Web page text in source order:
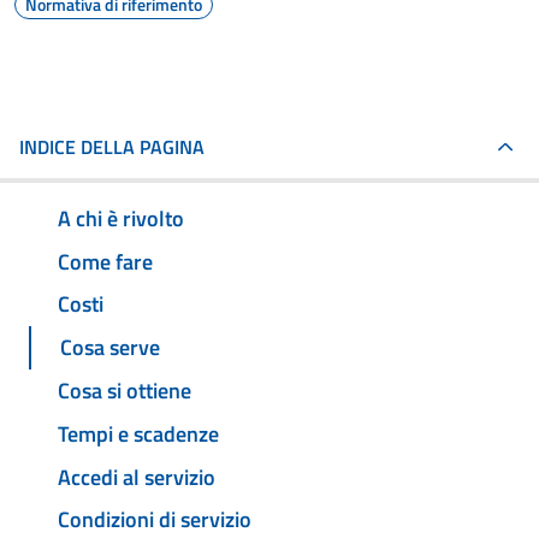
INDICE DELLA PAGINA
A chi è rivolto
Come fare
Costi
Cosa serve
Cosa si ottiene
Tempi e scadenze
Accedi al servizio
Condizioni di servizio